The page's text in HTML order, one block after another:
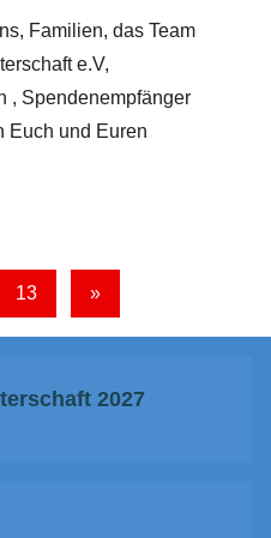
Familien, das Team
e.V,
, Spendenempfänger
Euch und Euren
13
Nächste
»
2027